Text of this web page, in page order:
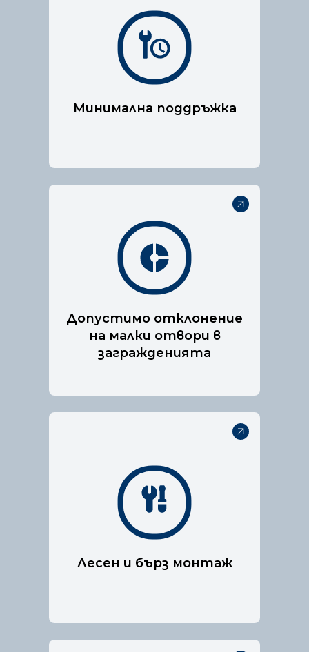
Минимална поддръжка
Нашата технология за
пожарогасене е специално
разработена, за да е
подходяща за електрически
Допустимо отклонение
на малки отвори в
загражденията
Нашата технология за
пожарогасене е специално
разработена, за да е
табла.
Лесен и бърз монтаж
Нашата технология за
пожарогасене е специално
разработена, за да е
подходяща за електрически